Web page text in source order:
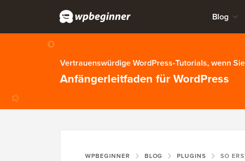
Blog
Vertrauenswürdige WordPress-Tutorials, wenn
Anfängerleitfaden für WordPress
WPBEGINNER BLOG PLUGINS SO ERSTELLEN SIE EINEN